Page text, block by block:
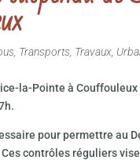
, Transports, Travaux,
la-Pointe à
pour permettre au
contrôles réguliers